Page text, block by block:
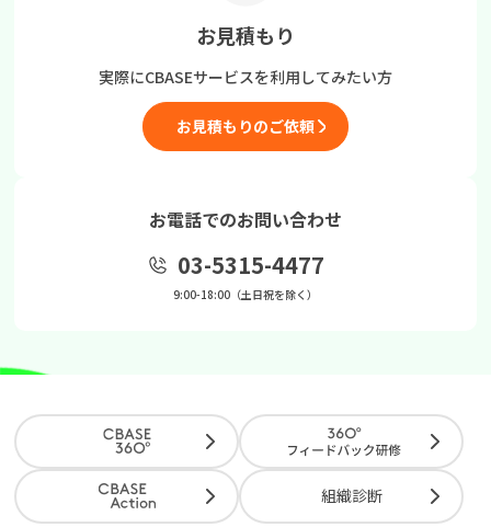
お見積もり
実際にCBASEサービスを利用してみたい方
お見積もりのご依頼
お電話でのお問い合わせ
03-5315-4477
9:00-18:00（土日祝を除く）
組織診断